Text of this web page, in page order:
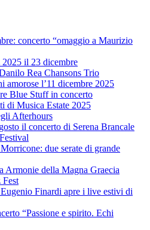
concerto “omaggio a Maurizio
2025 il 23 dicembre
Rea Chansons Trio
amorose l’11 dicembre 2025
Blue Stuff in concerto
di Musica Estate 2025
Afterhours
il concerto di Serena Brancale
due serate di grande
della Magna Graecia
Fest
Finardi apre i live estivi di
“Passione e spirito. Echi